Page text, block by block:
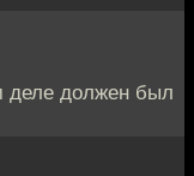
деле должен был